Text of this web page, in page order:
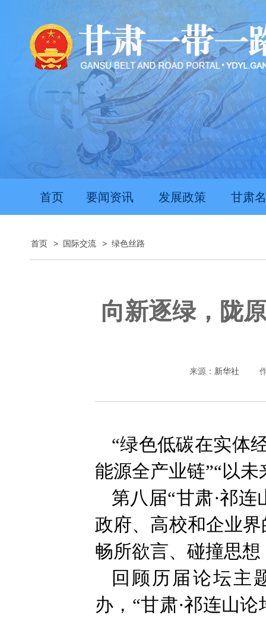
首页 要闻资讯 发展政策 甘肃
首页 > 国际交流 > 绿色丝路
向新逐绿，陇
来源： 新华社
“绿色低碳在实体
能源全产业链”“以
第八届“甘肃·祁
政府、高校和企业
畅所欲言、碰撞思
回顾历届论坛主
办，“甘肃·祁连山